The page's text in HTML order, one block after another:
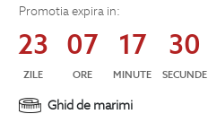
Promotia expira in:
23
ZILE
07
ORE
17
MINUTE
29
SECUNDE
Ghid de marimi